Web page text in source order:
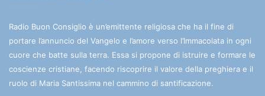
Radio Buon Consiglio è un’emittente religiosa che ha il fine di
portare l’annuncio del Vangelo e l’amore verso l’Immacolata in ogni
cuore che batte sulla terra. Essa si propone di istruire e formare le
coscienze cristiane, facendo riscoprire il valore della preghiera e il
ruolo di Maria Santissima nel cammino di santificazione.